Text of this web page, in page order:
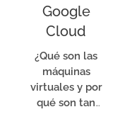
Google
Cloud
¿Qué son las
máquinas
virtuales y por
qué son tan